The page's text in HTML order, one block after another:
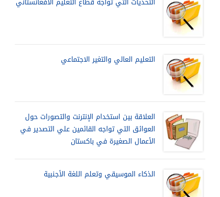
التعليم العالي والتغير الاجتماعي
العلاقة بين استخدام الإنترنت والتصورات حول
العوائق التي تواجه القائمين علي التصدير في
الأعمال الصغيرة في باكستان
الذكاء الموسيقي وتعلم اللغة الأجنبية